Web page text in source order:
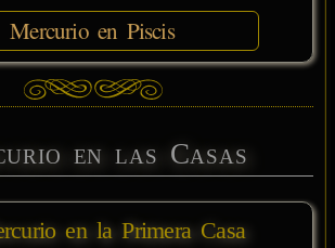
Mercurio en Piscis
en las Casas
en la Primera Casa